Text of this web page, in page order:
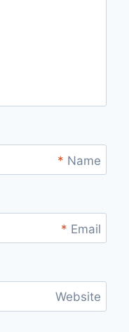
Name
*
Email
*
Website